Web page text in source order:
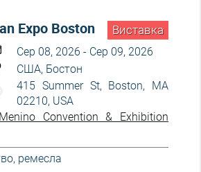
Виставка
Expo Boston
Сер 08, 2026 - Сер 09, 2026
США, Бостон
415 Summer St, Boston, MA
02210, USA
Convention & Exhibition
ремесла